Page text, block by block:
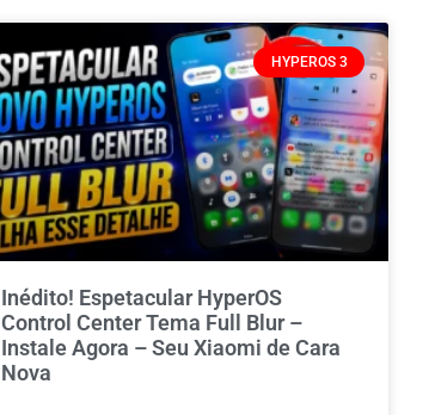
HYPEROS 3
Inédito! Espetacular HyperOS
Control Center Tema Full Blur –
Instale Agora – Seu Xiaomi de Cara
Nova